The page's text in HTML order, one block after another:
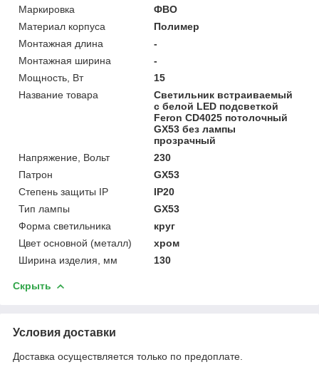
Маркировка
ФВО
Материал корпуса
Полимер
Монтажная длина
-
Монтажная ширина
-
Мощность, Вт
15
Название товара
Светильник встраиваемый
с белой LED подсветкой
Feron CD4025 потолочный
GX53 без лампы
прозрачный
Напряжение, Вольт
230
Патрон
GX53
Степень защиты IP
IP20
Тип лампы
GX53
Форма светильника
круг
Цвет основной (металл)
хром
Ширина изделия, мм
130
Скрыть
Условия доставки
Доставка осуществляется только по предоплате.